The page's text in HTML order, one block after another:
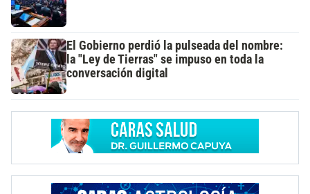
El Gobierno perdió la pulseada del nombre:
la "Ley de Tierras" se impuso en toda la
conversación digital